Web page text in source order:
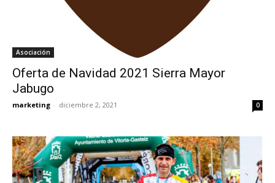
Asociación
Oferta de Navidad 2021 Sierra Mayor
Jabugo
marketing - diciembre 2, 2021 0